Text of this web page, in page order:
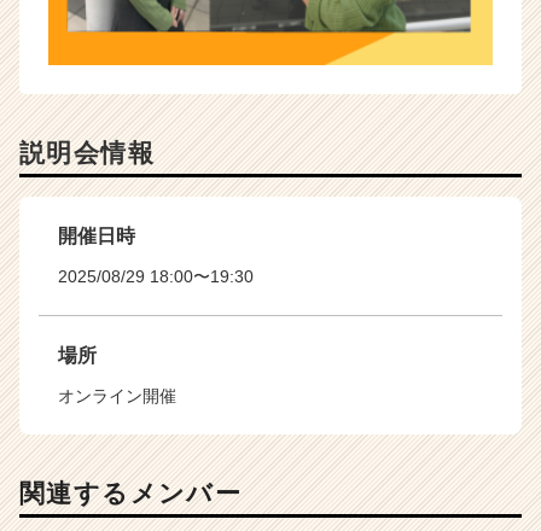
説明会情報
開催日時
2025/08/29 18:00〜19:30
場所
オンライン開催
関連するメンバー